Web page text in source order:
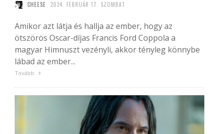
CHEESE 2024. FEBRUÁR 17. SZOMBAT
Amikor azt látja és hallja az ember, hogy az
ötszörös Oscar-díjas Francis Ford Coppola a
magyar Himnuszt vezényli, akkor tényleg könnybe
lábad az ember...
Tovább